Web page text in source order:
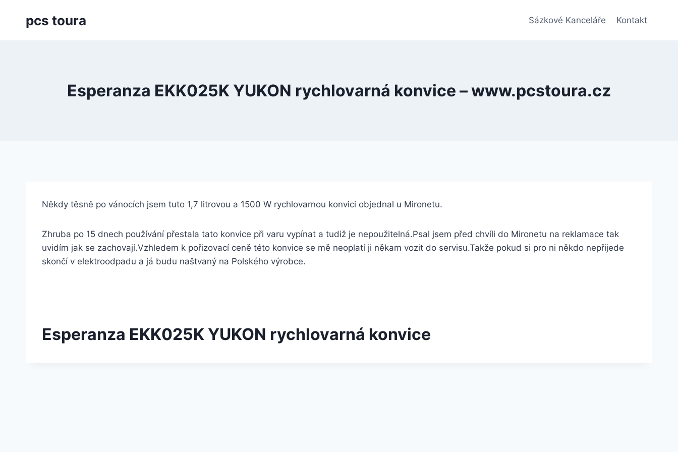
pcs toura Sázkové Kanceláře Kontakt
Esperanza EKK025K YUKON rychlovarná konvice – www.pcstoura.cz
Někdy těsně po vánocích jsem tuto 1,7 litrovou a 1500 W rychlovarnou konvici objednal u Mironetu.
Zhruba po 15 dnech používání přestala tato konvice při varu vypínat a tudiž je nepoužitelná.Psal jsem před chvíli do Mironetu na reklamace tak
uvidím jak se zachovají.Vzhledem k pořizovací ceně této konvice se mě neoplatí ji někam vozit do servisu.Takže pokud si pro ni někdo nepřijede
skončí v elektroodpadu a já budu naštvaný na Polského výrobce.
Esperanza EKK025K YUKON rychlovarná konvice